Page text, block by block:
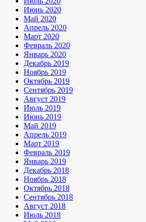
Июнь 2020
Май 2020
Апрель 2020
Март 2020
Февраль 2020
Январь 2020
Декабрь 2019
Ноябрь 2019
Октябрь 2019
Сентябрь 2019
Август 2019
Июль 2019
Июнь 2019
Май 2019
Апрель 2019
Март 2019
Февраль 2019
Январь 2019
Декабрь 2018
Ноябрь 2018
Октябрь 2018
Сентябрь 2018
Август 2018
Июль 2018